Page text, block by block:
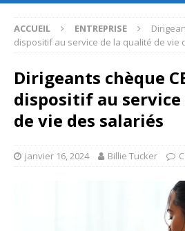
ACCUEIL ENTREPRISE
dispositif au service de la qualité de vie
Dirigeants chèque
dispositif au
de vie des salariés
janvier 16, 2024 Billie Tucker